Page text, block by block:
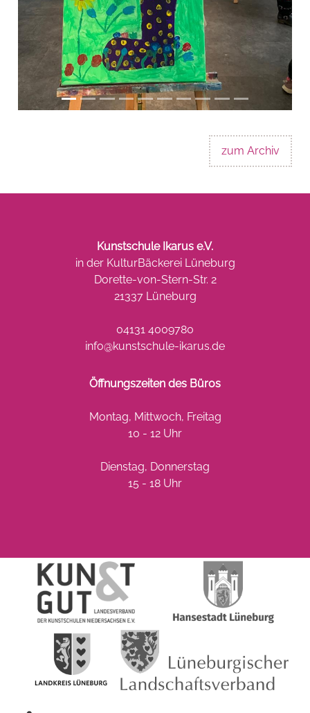
zum Archiv
Kunstschule Ikarus e.V.
in der KulturBäckerei Lüneburg
Dorette-von-Stern-Str. 2
21337 Lüneburg
04131 4009780
info@kunstschule-ikarus.de
Öffnungszeiten des Büros
Montag, Mittwoch, Freitag
10 - 12 Uhr
Dienstag, Donnerstag
15 - 18 Uhr